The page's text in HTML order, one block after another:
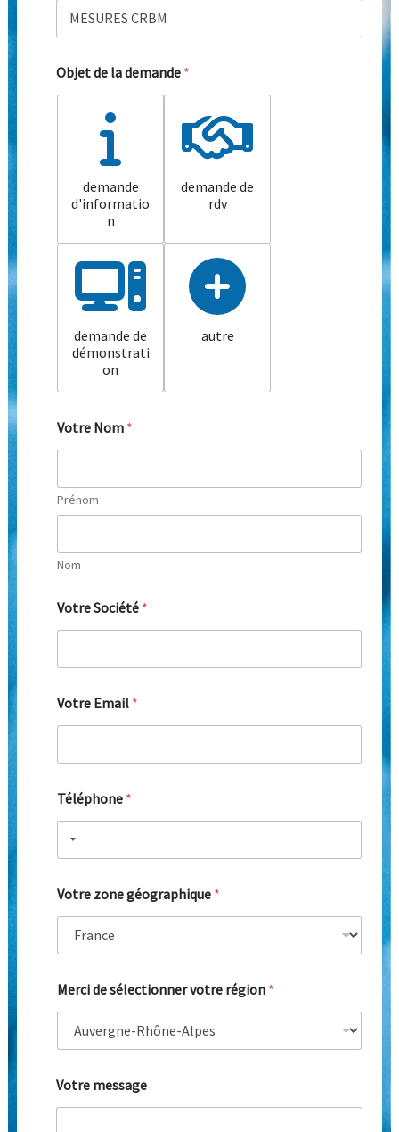
Objet de la demande *
demande
d'informatio
n
demande de
rdv
demande de
démonstrati
on
autre
Votre Nom *
Prénom
Nom
Votre Société *
Votre Email *
Téléphone *
Votre zone géographique *
Merci de sélectionner votre région *
Votre message